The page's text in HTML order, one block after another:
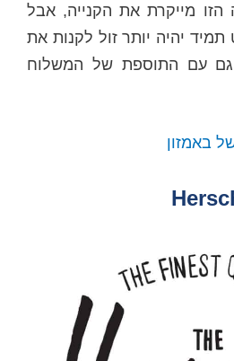
הזו מייקרת את הקנייה, אבל
יהיה יותר זול לקנות את
גם עם התוספת של המשלוח
באמזון